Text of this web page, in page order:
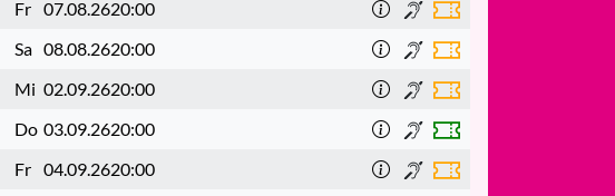
Fr 07.08.2620:00
Sa 08.08.2620:00
Mi 02.09.2620:00
Do 03.09.2620:00
Fr 04.09.2620:00